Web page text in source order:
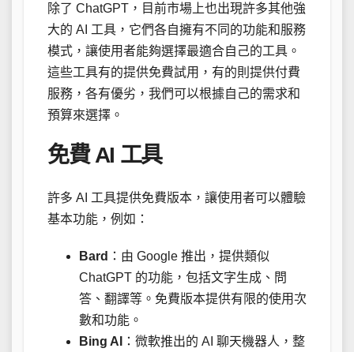
除了 ChatGPT，目前市場上也出現許多其他強
大的 AI 工具，它們各自擁有不同的功能和服務
模式，讓使用者能夠選擇最適合自己的工具。
這些工具有的提供免費試用，有的則提供付費
服務，各有優劣，我們可以根據自己的需求和
預算來選擇。
免費 AI 工具
許多 AI 工具提供免費版本，讓使用者可以體驗
基本功能，例如：
Bard ：由 Google 推出，提供類似
ChatGPT 的功能，包括文字生成、問
答、翻譯等。免費版本提供有限的使用次
數和功能。
Bing AI
：微軟推出的 AI 聊天機器人，整